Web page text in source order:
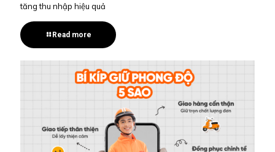
tăng thu nhập hiệu quả
Read more